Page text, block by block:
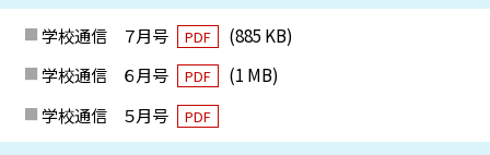
学校通信 ７月号 PDF
(885 KB)
学校通信 ６月号
PDF
(1 MB)
学校通信 ５月号
PDF